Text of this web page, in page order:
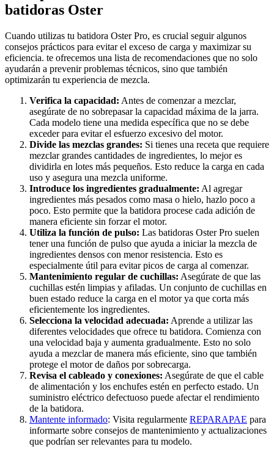
batidoras Oster
Cuando utilizas tu batidora Oster Pro, es crucial seguir algunos
consejos prácticos para evitar el exceso de carga y maximizar su
eficiencia. te ofrecemos una lista de recomendaciones que no solo
ayudarán a prevenir problemas técnicos, sino que también
optimizarán tu experiencia de mezcla.
Verifica la capacidad: Antes de comenzar a mezclar,
asegúrate de no sobrepasar la capacidad máxima de la jarra.
Cada modelo tiene una medida específica que no se debe
exceder para evitar el esfuerzo excesivo del motor.
Divide las mezclas grandes: Si tienes una receta que requiere
mezclar grandes cantidades de ingredientes, lo mejor es
dividirla en lotes más pequeños. Esto reduce la carga en cada
uso y asegura una mezcla uniforme.
Introduce los ingredientes gradualmente: Al agregar
ingredientes más pesados como masa o hielo, hazlo poco a
poco. Esto permite que la batidora procese cada adición de
manera eficiente sin forzar el motor.
Utiliza la función de pulso: Las batidoras Oster Pro suelen
tener una función de pulso que ayuda a iniciar la mezcla de
ingredientes densos con menor resistencia. Esto es
especialmente útil para evitar picos de carga al comenzar.
Mantenimiento regular de cuchillas: Asegúrate de que las
cuchillas estén limpias y afiladas. Un conjunto de cuchillas en
buen estado reduce la carga en el motor ya que corta más
eficientemente los ingredientes.
Selecciona la velocidad adecuada: Aprende a utilizar las
diferentes velocidades que ofrece tu batidora. Comienza con
una velocidad baja y aumenta gradualmente. Esto no solo
ayuda a mezclar de manera más eficiente, sino que también
protege el motor de daños por sobrecarga.
Revisa el cableado y conexiones: Asegúrate de que el cable
de alimentación y los enchufes estén en perfecto estado. Un
suministro eléctrico defectuoso puede afectar el rendimiento
de la batidora.
Mantente informado: Visita regularmente REPARAPAE para
informarte sobre consejos de mantenimiento y actualizaciones
que podrían ser relevantes para tu modelo.